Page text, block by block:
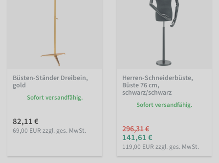
Büsten-Ständer Dreibein,
gold
Sofort versandfähig.
82,11 €
69,00 EUR zzgl. ges. MwSt.
Herren-Schneiderbüste,
Büste 76 cm,
schwarz/schwarz
Sofort versandfähig.
296,31 €
141,61 €
119,00 EUR zzgl. ges. MwSt.